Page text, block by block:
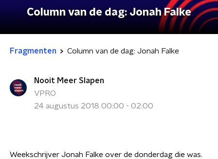
Column van de dag: Jonah Falke
Fragmenten Column van de dag: Jonah Falke
Nooit Meer Slapen
VPRO
24 augustus 2018 00:00 - 02:00
Weekschrijver Jonah Falke over de donderdag die was.